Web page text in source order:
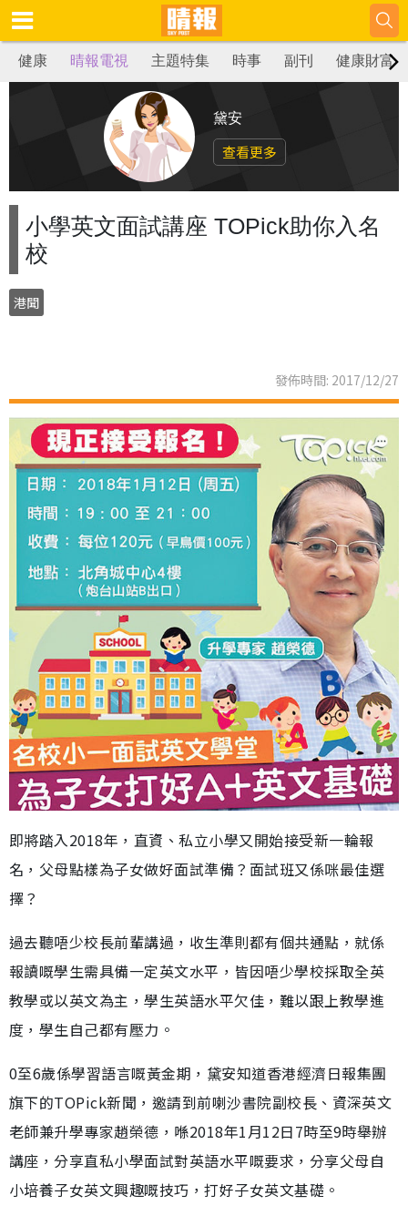
健康 晴報電視 主題特集 時事 副刊 健康財富
黛安
查看更多
小學英文面試講座 TOPick助你入名
校
港聞
發佈時間: 2017/12/27
即將踏入2018年，直資、私立小學又開始接受新一輪報
名，父母點樣為子女做好面試準備？面試班又係咪最佳選
擇？
過去聽唔少校長前輩講過，收生準則都有個共通點，就係
報讀嘅學生需具備一定英文水平，皆因唔少學校採取全英
教學或以英文為主，學生英語水平欠佳，難以跟上教學進
度，學生自己都有壓力。
0至6歲係學習語言嘅黃金期，黛安知道香港經濟日報集團
旗下的TOPick新聞，邀請到前喇沙書院副校長、資深英文
老師兼升學專家趙榮德，喺2018年1月12日7時至9時舉辦
講座，分享直私小學面試對英語水平嘅要求，分享父母自
小培養子女英文興趣嘅技巧，打好子女英文基礎。